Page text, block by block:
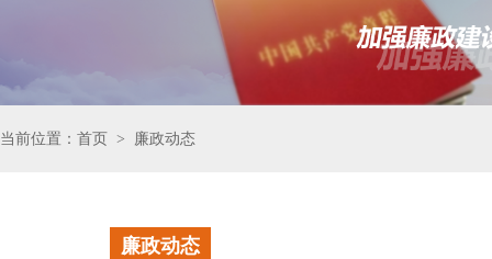
当前位置：首页 > 廉政动态
廉政动态